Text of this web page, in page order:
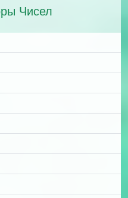
Чисел